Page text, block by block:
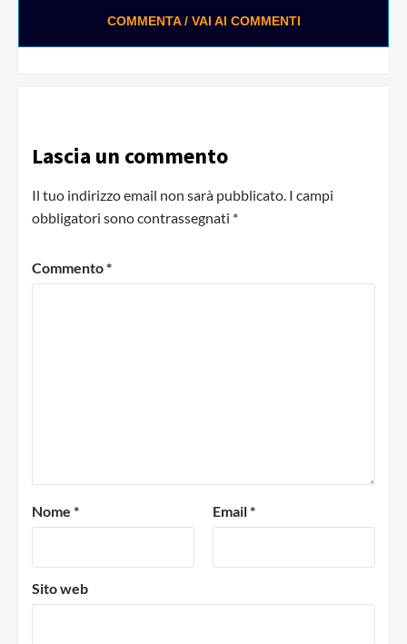
COMMENTA / VAI AI COMMENTI
Lascia un commento
Il tuo indirizzo email non sarà pubblicato. I campi
obbligatori sono contrassegnati *
Commento*
Nome * Email*
Sito web